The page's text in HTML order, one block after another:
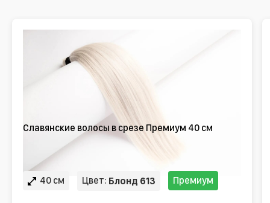
Славянские волосы в срезе Премиум 40 см
40 см Цвет: Блонд 613 Премиум